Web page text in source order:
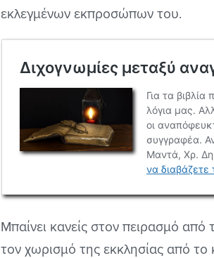
εκλεγμένων εκπροσώπων του.
Μπαίνει κανείς στον πειρασμό
τον χωρισμό της εκκλησίας από